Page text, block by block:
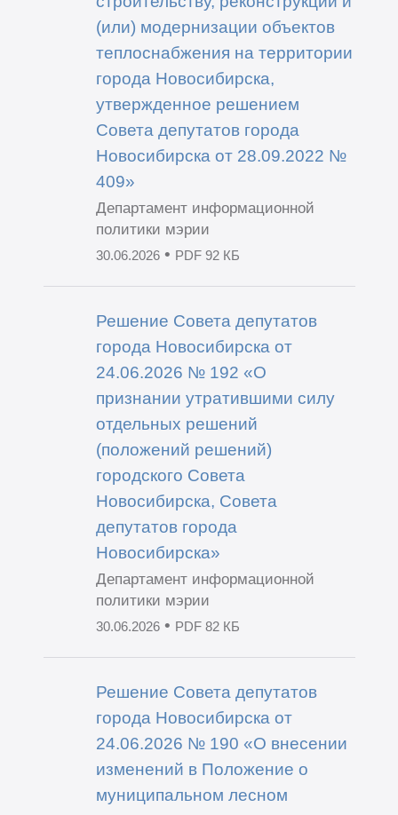
(или) модернизации объектов
теплоснабжения на территории
города Новосибирска,
утвержденное решением
Совета депутатов города
Новосибирска от 28.09.2022 №
409»
Департамент информационной
политики мэрии
30.06.2026• PDF 92 КБ
Решение Совета депутатов
города Новосибирска от
24.06.2026 № 192 «О
признании утратившими силу
отдельных решений
(положений решений)
городского Совета
Новосибирска, Совета
депутатов города
Новосибирска»
Департамент информационной
политики мэрии
30.06.2026• PDF 82 КБ
Решение Совета депутатов
города Новосибирска от
24.06.2026 № 190 «О внесении
изменений в Положение о
муниципальном лесном